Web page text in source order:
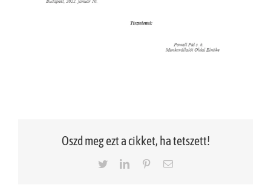
Oszd meg ezt a cikket, ha tetszett!
TwitterLinkedInPinterestEmail